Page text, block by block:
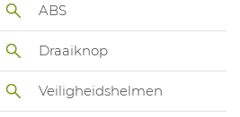
ABS
Draaiknop
Veiligheidshelmen